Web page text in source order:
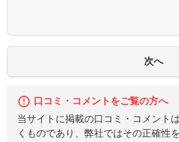
口コミ・コメントをご覧の方へ
当サイトに掲載の口コミ・コメント
くものであり、弊社ではその正確性